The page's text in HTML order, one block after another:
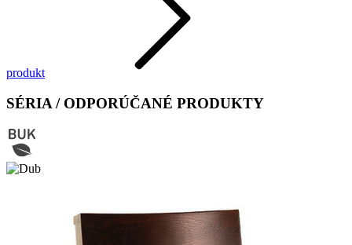
produkt
SÉRIA / ODPORÚČANÉ PRODUKTY